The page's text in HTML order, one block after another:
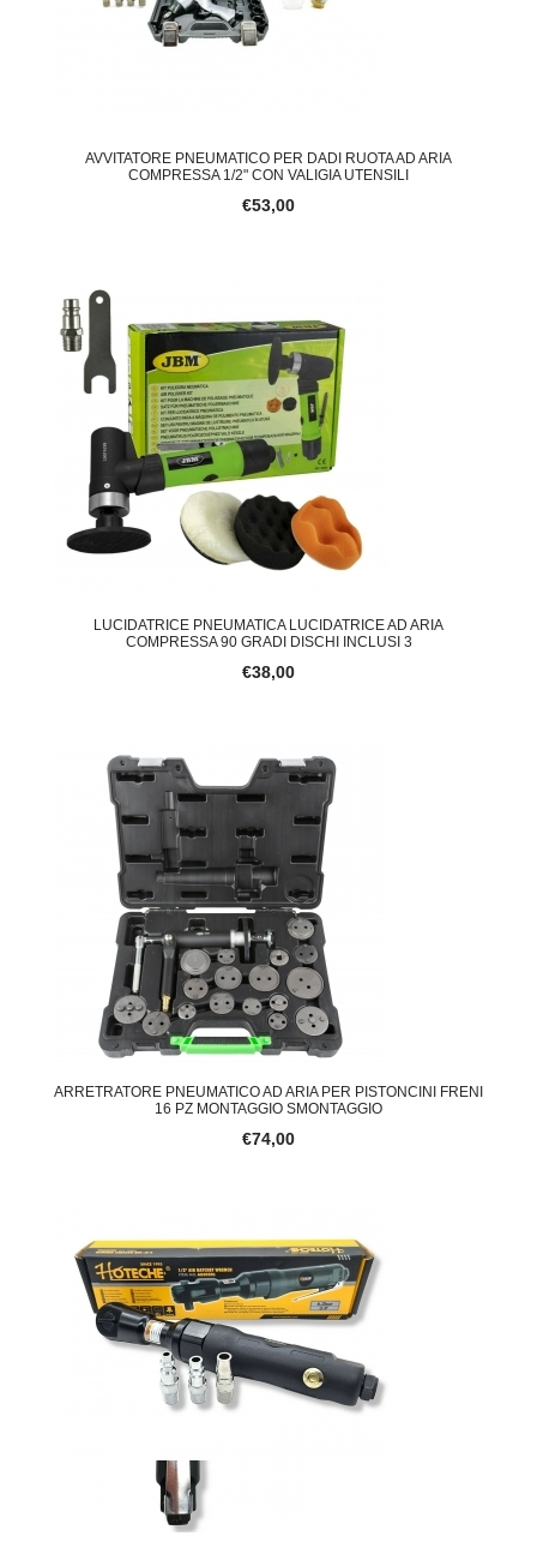
AVVITATORE PNEUMATICO PER DADI RUOTA AD ARIA
COMPRESSA 1/2" CON VALIGIA UTENSILI
€53,00
LUCIDATRICE PNEUMATICA LUCIDATRICE AD ARIA
COMPRESSA 90 GRADI DISCHI INCLUSI 3
€38,00
ARRETRATORE PNEUMATICO AD ARIA PER PISTONCINI FRENI
16 PZ MONTAGGIO SMONTAGGIO
€74,00